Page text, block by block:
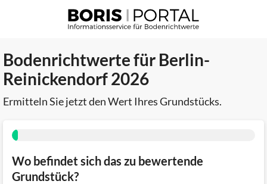
Bodenrichtwerte für Berlin-
Reinickendorf 2026
Ermitteln Sie jetzt den Wert Ihres Grundstücks.
Wo befindet sich das zu bewertende
Grundstück?